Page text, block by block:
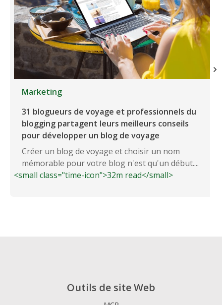
Marketing
31 blogueurs de voyage et professionnels du
blogging partagent leurs meilleurs conseils
pour développer un blog de voyage
Créer un blog de voyage et choisir un nom
mémorable pour votre blog n'est qu'un début....
<small class="time-icon">32m read</small>
Outils de site Web